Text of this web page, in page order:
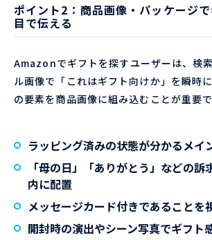
ポイント2：商品画像・パッケージ
目で伝える
Amazonでギフトを探すユーザーは、検
ル画像で「これはギフト向けか」を瞬時
の要素を商品画像に組み込むことが重要で
ラッピング済みの状態が分かるメイ
「母の日」「ありがとう」などの
内に配置
メッセージカード付きであることを
開封時の演出やシーン写真でギフト